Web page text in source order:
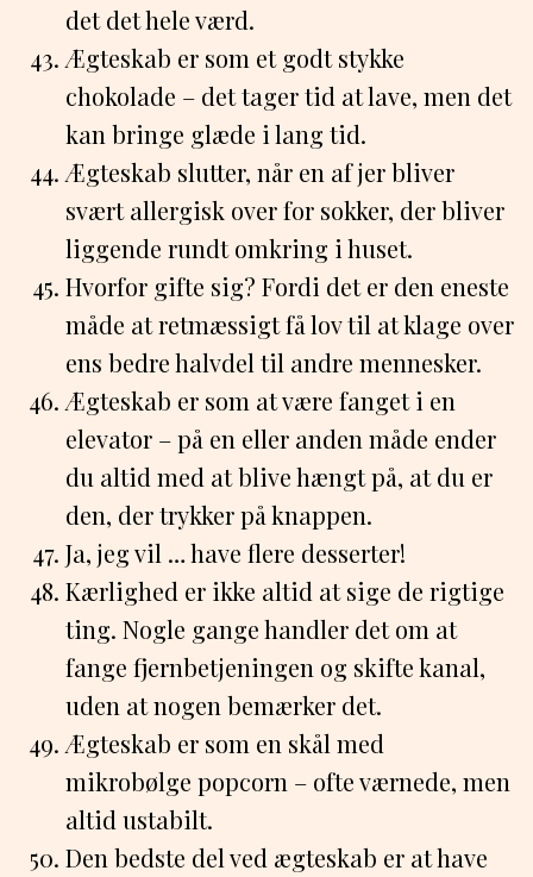
det det hele værd.
Ægteskab er som et godt stykke
chokolade – det tager tid at lave, men det
kan bringe glæde i lang tid.
Ægteskab slutter, når en af jer bliver
svært allergisk over for sokker, der bliver
liggende rundt omkring i huset.
Hvorfor gifte sig? Fordi det er den eneste
måde at retmæssigt få lov til at klage over
ens bedre halvdel til andre mennesker.
Ægteskab er som at være fanget i en
elevator – på en eller anden måde ender
du altid med at blive hængt på, at du er
den, der trykker på knappen.
Ja, jeg vil … have flere desserter!
Kærlighed er ikke altid at sige de rigtige
ting. Nogle gange handler det om at
fange fjernbetjeningen og skifte kanal,
uden at nogen bemærker det.
Ægteskab er som en skål med
mikrobølge popcorn – ofte værnede, men
altid ustabilt.
Den bedste del ved ægteskab er at have